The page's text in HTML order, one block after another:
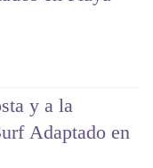
y a la
Adaptado en